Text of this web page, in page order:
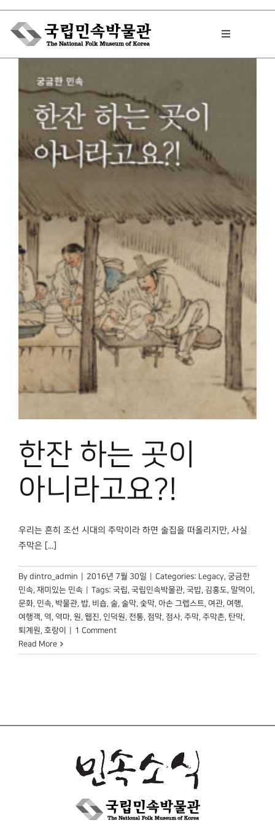
Skip
content
Toggle
박물관에서는
민속이야기
원문보기 PDF
박물관 홈페이지
한잔 하는 곳이
아니라고요?!
우리는 흔히 조선 시대의 주막이라 하면 술집을 떠올리지만, 사실
주막은 [...]
By dintro_admin 2016년 7월 30일 Categories: Legacy, 궁금한
민속, 재미있는 민속 Tags: 국립, 국립민속박물관, 국밥, 김홍도, 말먹이 ,
문화, 민속, 박물관, 밥, 비숍, 술, 술막, 숯막, 아손 그렙스트, 여관, 여행,
여행객, 역, 역마, 원, 웹진, 인덕원, 전통, 점막, 점사, 주막, 주막촌, 탄막,
퇴계원, 호랑이
1 Comment
Read More